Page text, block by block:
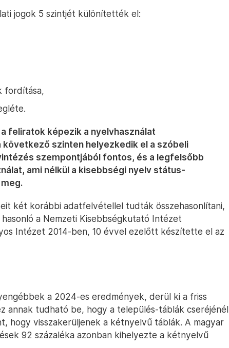
jogok 5 szintjét különítették el:
fordítása,
feliratok képezik a nyelvhasználat
szinten helyezkedik el a szóbeli
szempontjából fontos, és a legfelsőbb
ami nélkül a kisebbségi nyelv státus-
két korábbi adatfelvétellel tudták összehasonlítani,
a Nemzeti Kisebbségkutató Intézet
Intézet 2014-ben, 10 évvel ezelőtt készítette el az
a 2024-es eredmények, derül ki a friss
annak tudható be, hogy a település-táblák cseréjénél
hogy visszakerüljenek a kétnyelvű táblák. A magyar
92 százaléka azonban kihelyezte a kétnyelvű